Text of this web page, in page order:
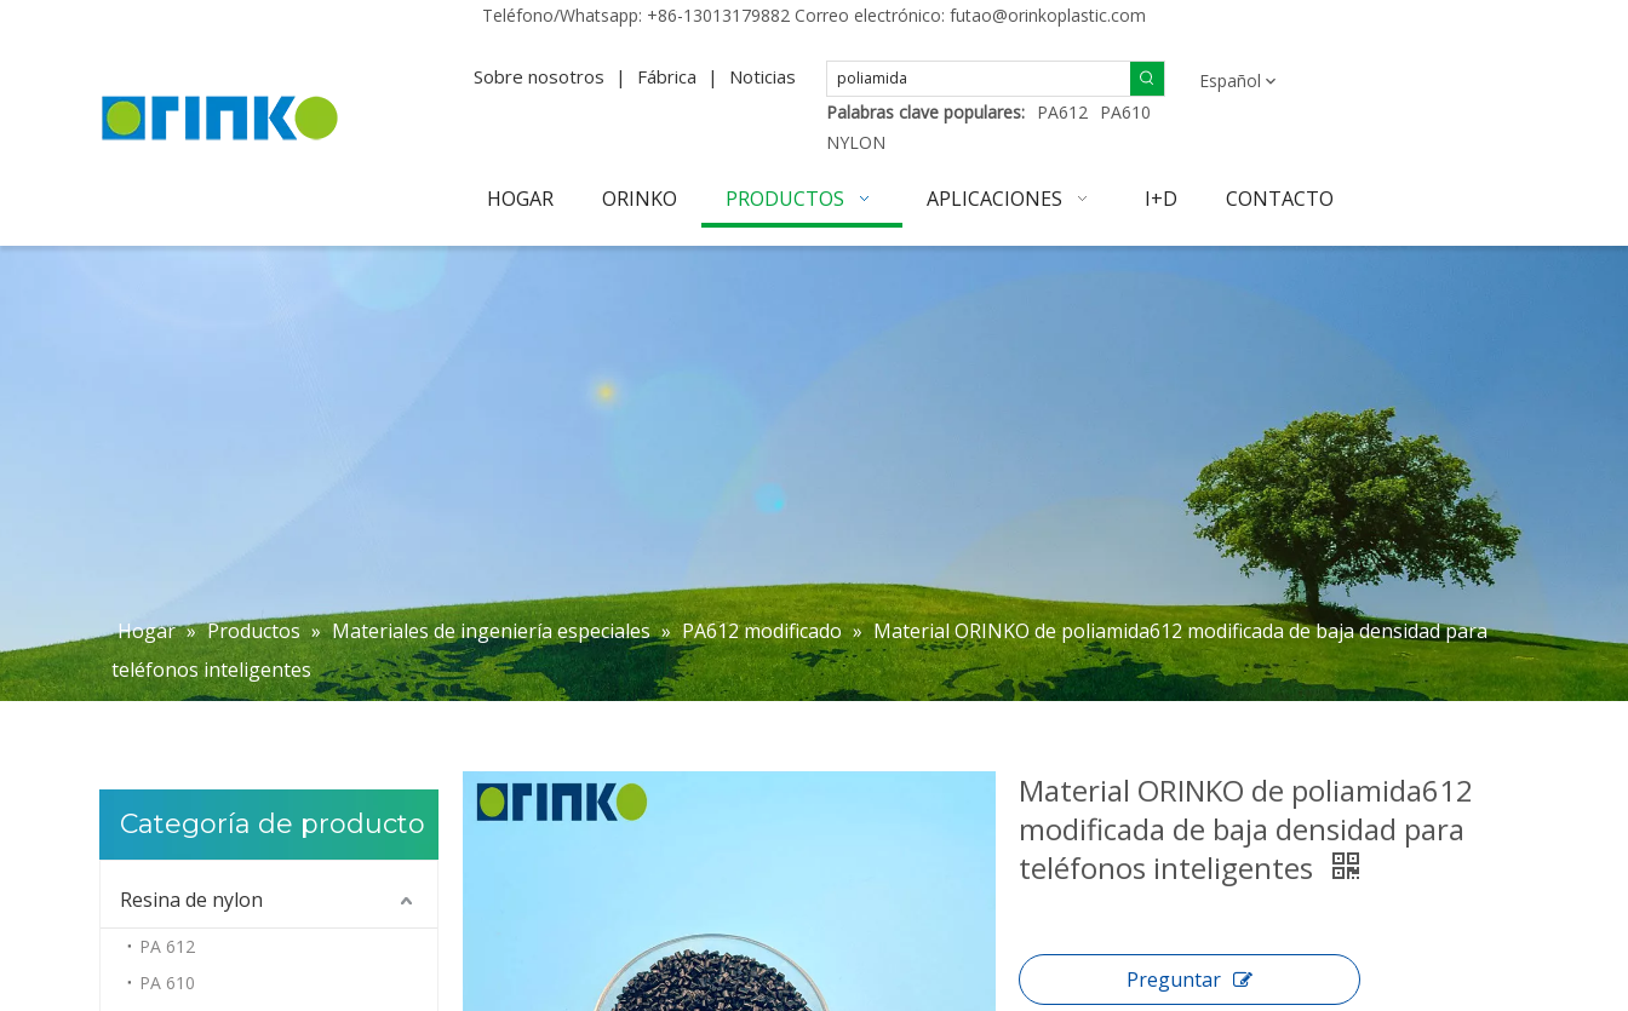
Teléfono/Whatsapp: +86-13013179882 Correo electrónico: futao@orinkoplastic.com
Sobre nosotros | Fábrica | Noticias
Palabras clave populares: PA612 PA610
NYLON
Español
HOGAR ORINKO PRODUCTOS APLICACIONES I+D CONTACTO
Hogar » Productos » Materiales de ingeniería especiales » PA612 modificado » Material ORINKO de poliamida612 modificada de baja densidad para
teléfonos inteligentes
Categoría de producto
Resina de nylon
PA 612
PA 610
Material ORINKO de poliamida612
modificada de baja densidad para
teléfonos inteligentes
Preguntar